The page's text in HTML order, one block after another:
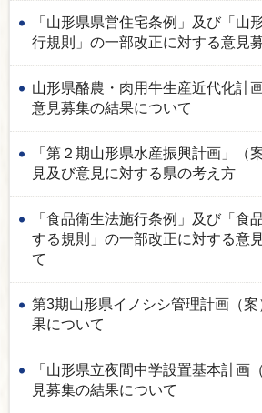
「山形県県営住宅条例」及び「山
行規則」の一部改正に対する意見
山形県酪農・肉用牛生産近代化計
意見募集の結果について
「第２期山形県水産振興計画」（
見及び意見に対する県の考え方
「食品衛生法施行条例」及び「食
する規則」の一部改正に対する意
て
第3期山形県イノシシ管理計画（
果について
「山形県立夜間中学設置基本計画
見募集の結果について